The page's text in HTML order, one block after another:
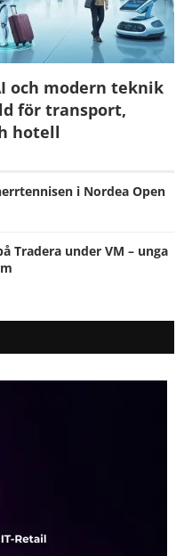
och modern teknik
för transport,
hotell
i Nordea Open
Tradera under VM – unga